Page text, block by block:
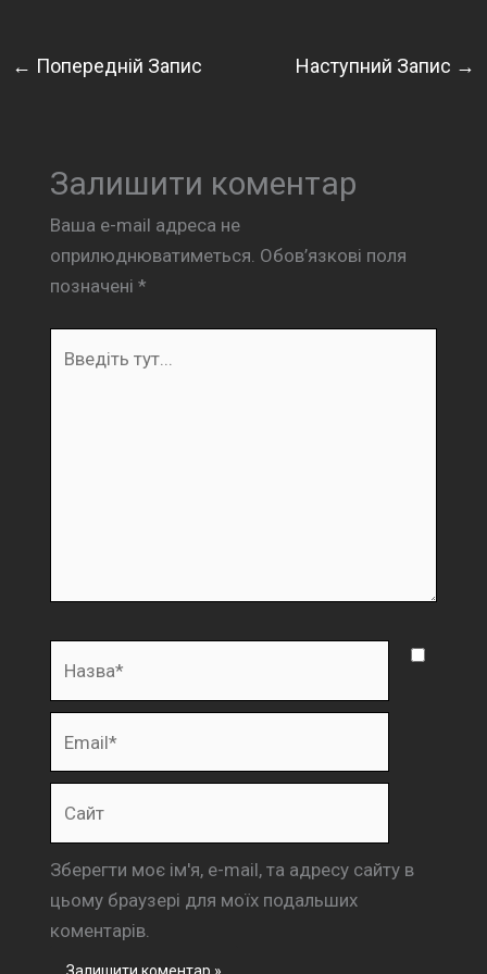
← Попередній Запис Наступний Запис →
Залишити коментар
Ваша e-mail адреса не
оприлюднюватиметься. Обов’язкові поля
позначені *
Зберегти моє ім'я, e-mail, та адресу сайту в
цьому браузері для моїх подальших
коментарів.